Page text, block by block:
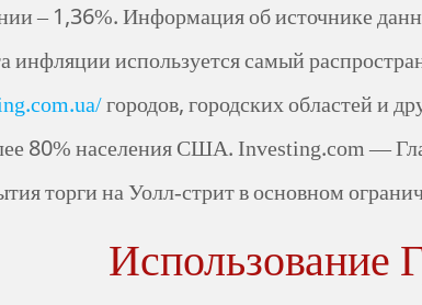
– 1,36%. Информация об источнике
используется самый
городов, городских областей и
80% населения США. Investing.com —
торги на Уолл-стрит в основном
Использование